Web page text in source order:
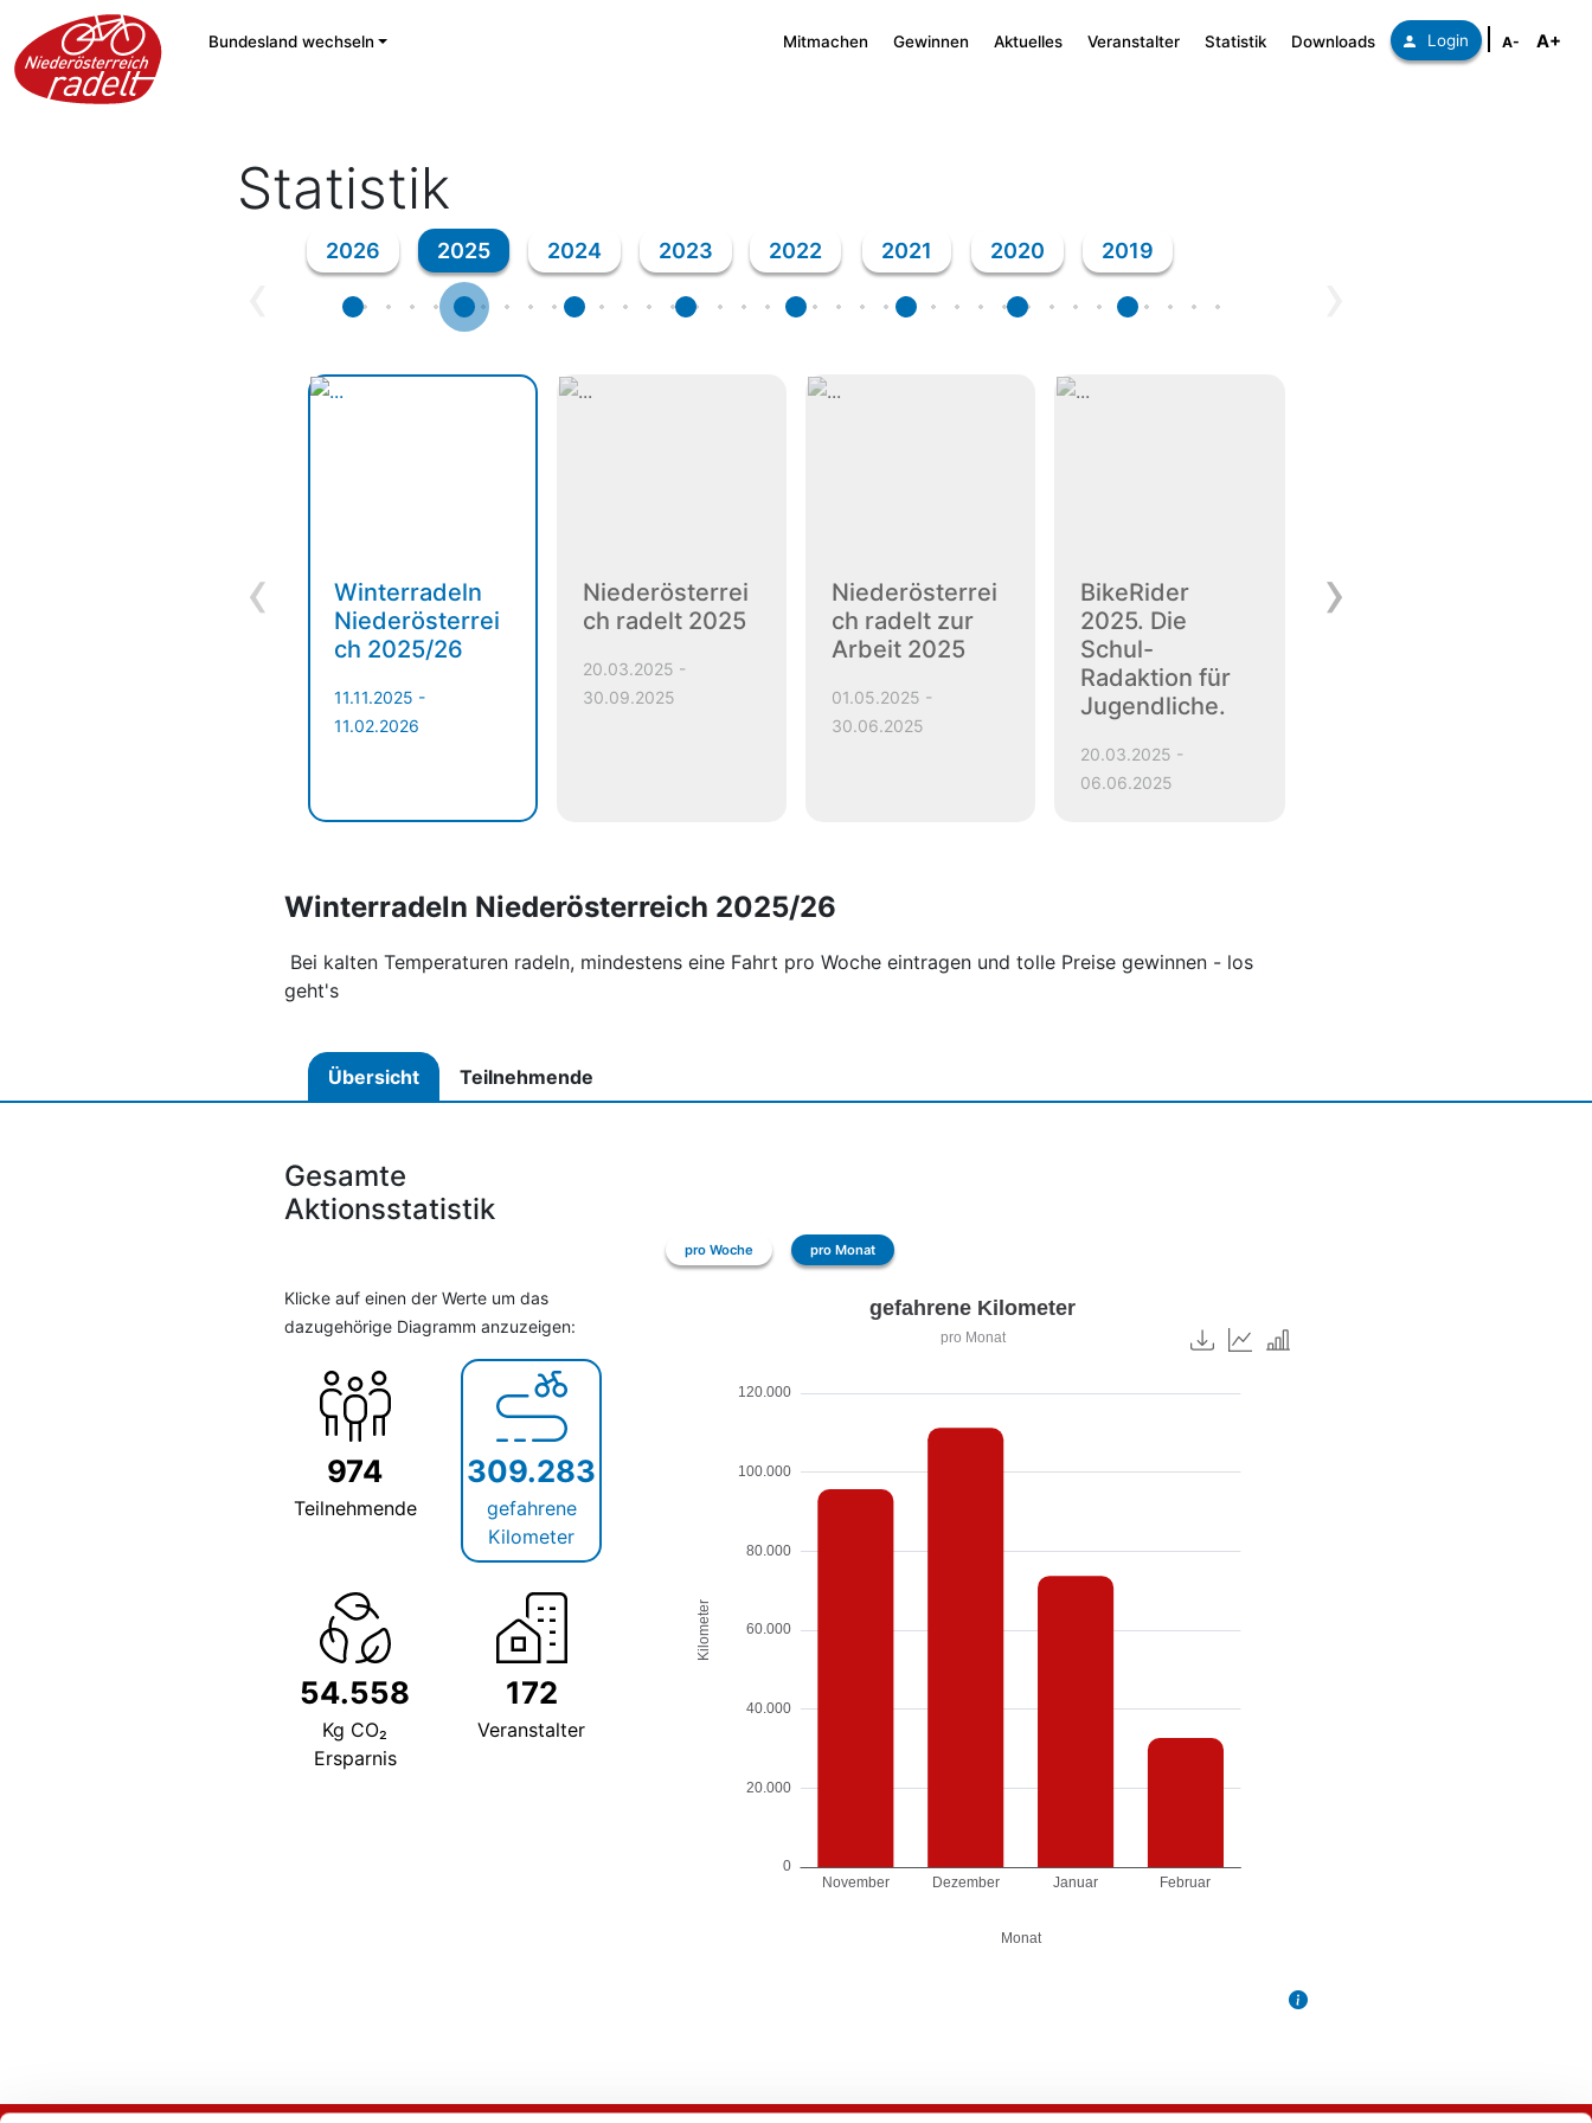
Bundesland wechseln Mitmachen Gewinnen Aktuelles Veranstalter Statistik Downloads Login A- A+
Statistik
2026 2025 2024 2023 2022 2021 2020 2019
‹
Winterradeln
Niederösterrei
ch 2025/26
11.11.2025 -
11.02.2026
Niederösterrei
ch radelt 2025
20.03.2025 -
30.09.2025
Niederösterrei
ch radelt zur
Arbeit 2025
01.05.2025 -
30.06.2025
BikeRider
2025. Die
Schul-
Radaktion für
Jugendliche.
20.03.2025 -
06.06.2025
Winterradeln
Niederösterrei
›
Winterradeln Niederösterreich 2025/26
Bei kalten Temperaturen radeln, mindestens eine Fahrt pro Woche eintragen und tolle Preise gewinnen - los
geht's
Übersicht Teilnehmende
Gesamte
Aktionsstatistik
Klicke auf einen der Werte um das
dazugehörige Diagramm anzuzeigen:
974
Teilnehmende
309.283
gefahrene
Kilometer
54.558
Kg CO₂
Ersparnis
172
Veranstalter
pro Woche pro Monat